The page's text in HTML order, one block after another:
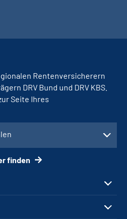
Rentenversicherern
DRV Bund und DRV KBS.
Seite Ihres
finden